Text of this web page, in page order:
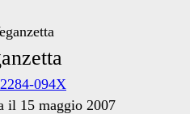
094X
il 15 maggio 2007